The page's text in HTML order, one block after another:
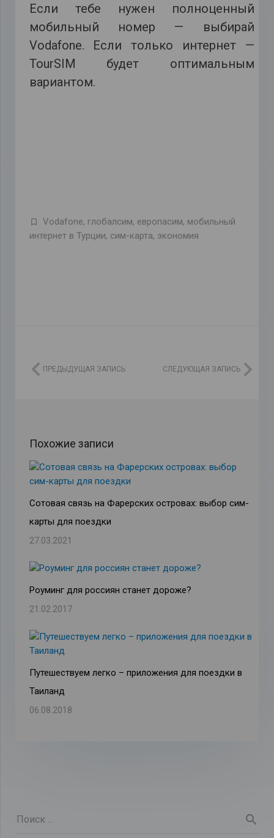
Если тебе нужен полноценный
мобильный номер — выбирай
Vodafone. Если только интернет —
TourSIM будет оптимальным
вариантом.
Vodafone, глобалсим, европасим, мобильный
интернет в Турции, сим-карта, экономия
ПРЕДЫДУЩАЯ ЗАПИСЬ СЛЕДУЮЩАЯ ЗАПИСЬ
Похожие записи
Сотовая связь на Фарерских островах: выбор сим-
карты для поездки
27.03.2021
Роуминг для россиян станет дороже?
21.02.2017
Путешествуем легко – приложения для поездки в
Таиланд
06.08.2018